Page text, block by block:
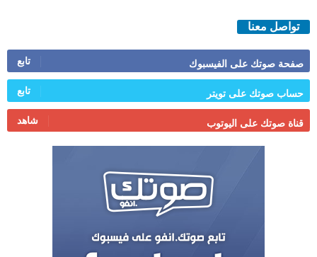
تواصل معنا
صفحة صوتك على الفيسبوك تابع
حساب صوتك على تويتر تابع
قناة صوتك على اليوتوب شاهد